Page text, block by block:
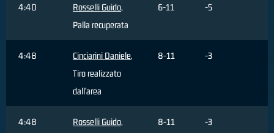
4:40 Rosselli Guido,
Palla recuperata
6-11 -5
4:48 Cinciarini Daniele,
Tiro realizzato
dall'area
8-11 -3
4:48 Rosselli Guido,
8-11 -3